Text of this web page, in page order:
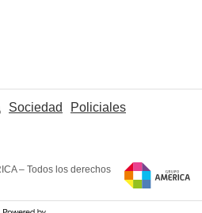
Sociedad
Policiales
– Todos los derechos